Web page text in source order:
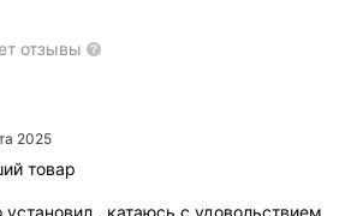
отзывы
2025
товар